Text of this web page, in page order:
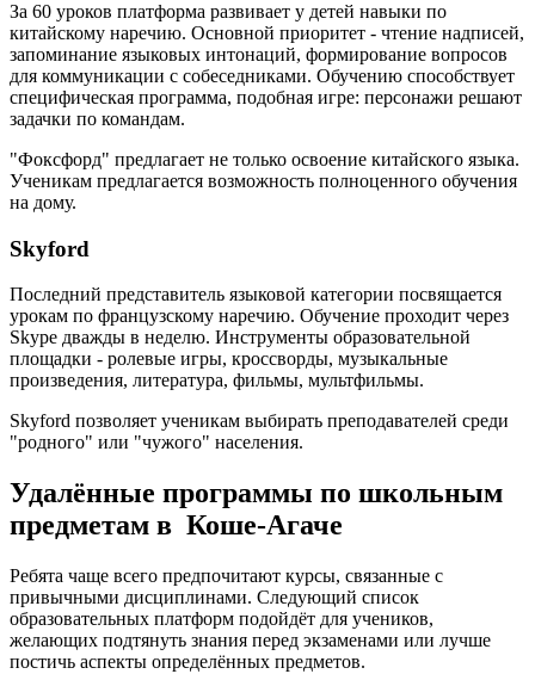
За 60 уроков платформа развивает у детей навыки по
китайскому наречию. Основной приоритет - чтение надписей,
запоминание языковых интонаций, формирование вопросов
для коммуникации с собеседниками. Обучению способствует
специфическая программа, подобная игре: персонажи решают
задачки по командам.
"Фоксфорд" предлагает не только освоение китайского языка.
Ученикам предлагается возможность полноценного обучения
на дому.
Skyford
Последний представитель языковой категории посвящается
урокам по французскому наречию. Обучение проходит через
Skype дважды в неделю. Инструменты образовательной
площадки - ролевые игры, кроссворды, музыкальные
произведения, литература, фильмы, мультфильмы.
Skyford позволяет ученикам выбирать преподавателей среди
"родного" или "чужого" населения.
Удалённые программы по школьным
предметам в Коше-Агаче
Ребята чаще всего предпочитают курсы, связанные с
привычными дисциплинами. Следующий список
образовательных платформ подойдёт для учеников,
желающих подтянуть знания перед экзаменами или лучше
постичь аспекты определённых предметов.